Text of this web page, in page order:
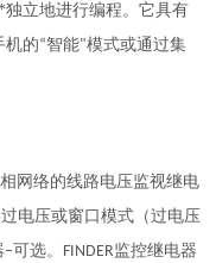
立地进行编程。它具有
机的“智能"模式或通过集
网络的线路电压监视继电
电压或窗口模式（过电压
–可选。 FINDER监控继电器